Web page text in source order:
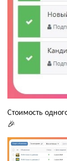
Стоимость
🎉